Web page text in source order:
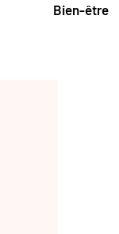
Bien-être